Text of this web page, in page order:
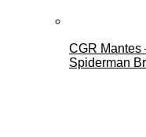
CGR Mantes
Spiderman